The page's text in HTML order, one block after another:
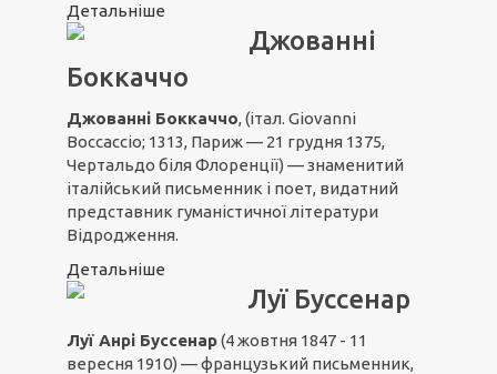
Детальніше
Джованні
Боккаччо
Джованні Боккаччо, (італ. Giovanni
Boccaccio; 1313, Париж — 21 грудня 1375,
Чертальдо біля Флоренції) — знаменитий
італійський письменник і поет, видатний
представник гуманістичної літератури
Відродження.
Детальніше
Луї Буссенар
Луї Анрі Буссенар(4 жовтня 1847 - 11
вересня 1910) — французький письменник,